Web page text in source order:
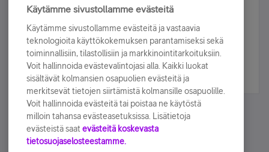
Tilaa Telian uutiskirje ja olet mukana arvonnassa.
sähköpostiisi.
Tilaa nyt
Käytämme sivustollamme evästeitä
Käytämme sivustollamme evästeitä ja vastaavia
teknologioita käyttökokemuksen parantamiseksi sekä
toiminnallisiin, tilastollisiin ja markkinointitarkoituksiin.
Voit hallinnoida evästevalintojasi alla. Kaikki luokat
sisältävät kolmansien osapuolien evästeitä ja
merkitsevät tietojen siirtämistä kolmansille osapuolille.
Voit hallinnoida evästeitä tai poistaa ne käytöstä
milloin tahansa evästeasetuksissa. Lisätietoja
evästeistä saat evästeitä koskevasta
tietosuojaselosteestamme.